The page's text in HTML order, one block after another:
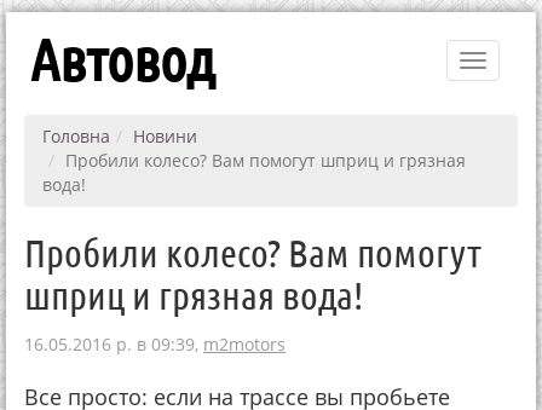
Toggle
Автовод
Головна
Новини
Пробили колесо? Вам помогут шприц и грязная
вода!
Пробили колесо? Вам помогут
шприц и грязная вода!
16.05.2016 р. в 09:39, m2motors
Все просто: если на трассе вы пробьете